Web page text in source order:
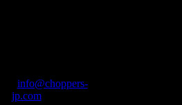
テ
ゴ
info@choppers-
jp.com